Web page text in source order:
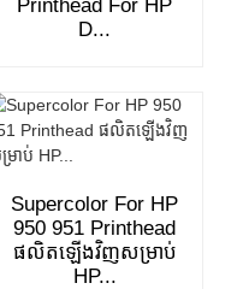
Printhead For HP
D...
Supercolor For HP
950 951 Printhead
ផលិតឡើងវិញសម្រាប់
HP...